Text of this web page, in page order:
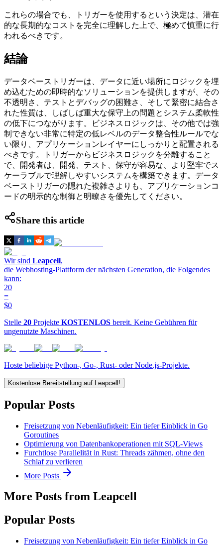
これらの場合でも、トリガーを使用するという決定は、潜在
的な長期的なコストを完全に理解した上で、極めて慎重に行
われるべきです。
結論
データベーストリガーは、データに近い場所にロジックを埋
め込むための即時的なソリューションを提供しますが、その
不透明さ、テストとデバッグの困難さ、そして緊密に結合さ
れた性質は、しばしば重大な保守上の問題とシステム柔軟性
の低下につながります。ビジネスロジックは、その他では強
制できない非常に特定の低レベルのデータ整合性ルールでな
い限り、アプリケーションレイヤーにしっかりと配置される
べきです。トリガーからビジネスロジックを分離すること
で、開発者は、開発、テスト、保守が容易な、より堅牢でス
ケーラブルで理解しやすいシステムを構築できます。データ
ベーストリガーの隠れた複雑さよりも、アプリケーションコ
ードの明示的な制御と明瞭さを優先してください。
Share this article
Wir sind Leapcell,
die Webhosting-Plattform der nächsten Generation, die Folgendes
kann:
20
=
$0
Stelle 20 Projekte KOSTENLOS bereit. Keine Gebühren für
ungenutzte Maschinen.
Hoste beliebige Python-, Go-, Rust- oder Node.js-Projekte.
Kostenlose Bereitstellung auf Leapcell!
Popular Posts
Freisetzung von Nebenläufigkeit: Ein tiefer Einblick in Go
Goroutines
Optimierung von Datenbankoperationen mit SQL-Views
Furchtlose Parallelität in Rust: Threads zähmen, ohne den
Schlaf zu verlieren
More Posts
More Posts from Leapcell
Popular Posts
Freisetzung von Nebenläufigkeit: Ein tiefer Einblick in Go